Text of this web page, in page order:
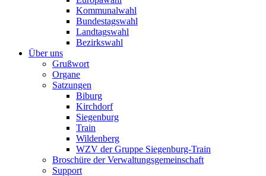
Kommunalwahl
Bundestagswahl
Landtagswahl
Bezirkswahl
Über uns
Grußwort
Organe
Satzungen
Biburg
Kirchdorf
Siegenburg
Train
Wildenberg
WZV der Gruppe Siegenburg-Train
Broschüre der Verwaltungsgemeinschaft
Support